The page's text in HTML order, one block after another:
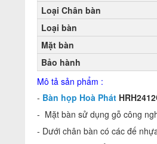
Loại Chân bàn
Loại bàn
Mặt bàn
Bảo hành
Mô tả sản phẩm :
- Bàn họp Hoà Phát
- Mặt bàn sử dụng gỗ công
- Dưới chân bàn có các đế